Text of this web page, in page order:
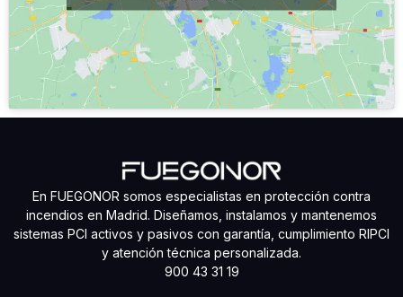
En FUEGONOR somos especialistas en protección contra
incendios en Madrid. Diseñamos, instalamos y mantenemos
sistemas PCI activos y pasivos con garantía, cumplimiento RIPCI
y atención técnica personalizada.
900 43 31 19